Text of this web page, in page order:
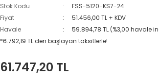
Stok Kodu
ESS-5120-KS7-24
Fiyat
51.456,00 TL + KDV
Havale
59.894,78 TL (%3,00 havale
*6.792,19 TL den başlayan taksitlerle!
61.747,20 TL